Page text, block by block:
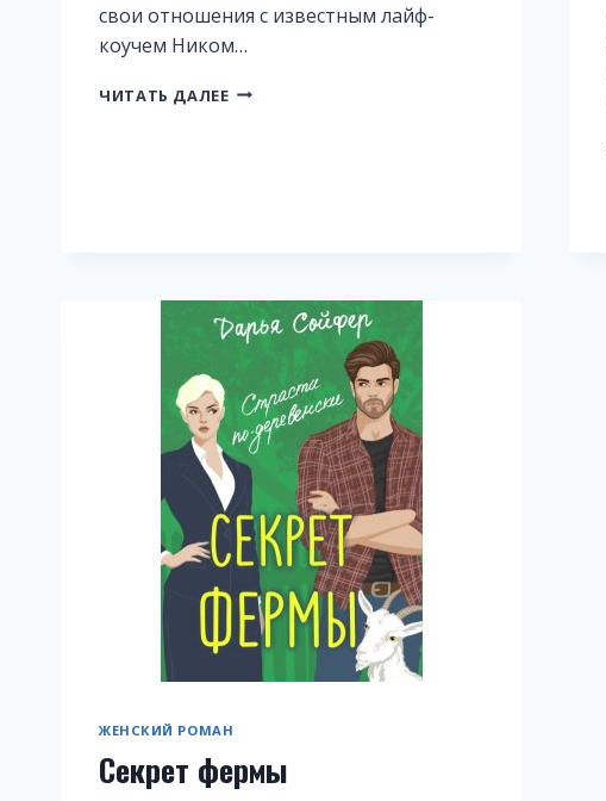
свои отношения с известным лайф-
коучем Ником…
ЧИТАТЬ ДАЛЕЕ СТАТУС:
ЖЕНСКИЙ РОМАН
Секрет фермы